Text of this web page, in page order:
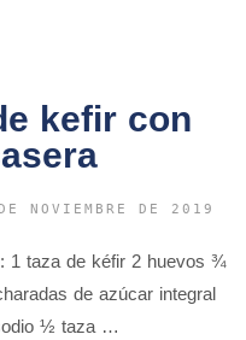
kefir con
NOVIEMBRE DE 2019
1 taza de kéfir 2 huevos ¾
de azúcar integral
½ taza …